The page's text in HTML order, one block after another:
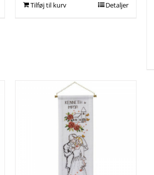
Tilføj til kurv Detaljer